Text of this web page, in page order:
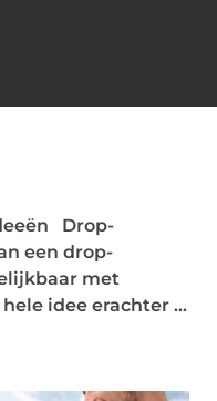
Drop-
een drop-
met
idee erachter ...